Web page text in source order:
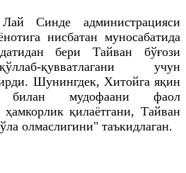
Синде администрацияси
нисбатан муносабатида
бери Тайван бўғози
қувватлагани учун
Шунингдек, Хитойга яқин
мудофаани фаол
қилаётгани, Тайван
олмаслигини" таъкидлаган.